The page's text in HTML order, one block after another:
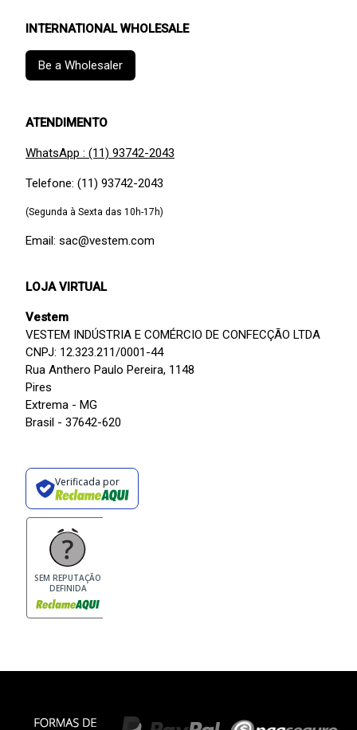
INTERNATIONAL WHOLESALE
Be a Wholesaler
ATENDIMENTO
WhatsApp : (11) 93742-2043
Telefone: (11) 93742-2043
(Segunda à Sexta das 10h-17h)
Email: sac@vestem.com
LOJA VIRTUAL
Vestem
VESTEM INDÚSTRIA E COMÉRCIO DE CONFECÇÃO LTDA
CNPJ: 12.323.211/0001-44
Rua Anthero Paulo Pereira, 1148
Pires
Extrema - MG
Brasil - 37642-620
Verificada por
SEM REPUTAÇÃO
DEFINIDA